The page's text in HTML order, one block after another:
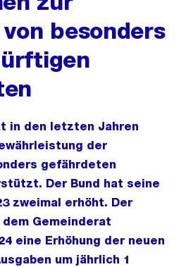
besonders
in den letzten Jahren
der
gefährdeten
Der Bund hat seine
zweimal erhöht. Der
Gemeinderat
eine Erhöhung der neuen
um jährlich 1